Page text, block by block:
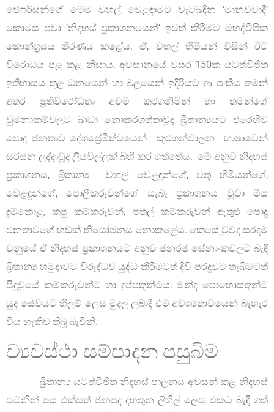
ජෙෆර්සන්ගේ මෙම වහල් වෙළඳාමට වැටබඳින ‘මානවවාදී’
කොටස පවා ‘නිදහස් ප්‍රකාශනයෙන්’ ඉවත් කිරීමට මහද්වීපික
කොන්ග්‍රසය තීරණය කළේය. ඒ, වහල් හිමියන් විසින් ඊට
විරෝධය පළ කළ නිසාය. අවසානයේ වසර 150ක යටත්විජිත
ඉතිහාසය තුළ ධනයෙන් හා බලයෙන් ඉදිරියට ආ පංතිය තමන්
අතර ප්‍රතිවිරෝධතා අවම කරගනිමින් හා තමන්ගේ
වුමනාකම්වලට බාධා නොකරගත්තාවූද බ්‍රිතාන්‍යයට එරෙහිව
පොදු ජනතාව දේශප්‍රේමීත්වයෙන් කුළුගන්වාලන භාෂාවෙන්
සරසන ලද්දාවූද ලියවිල්ලක් බිහි කර ගත්තේය. මේ අනුව නිදහස්
ප්‍රකාශනය, බ්‍රිතාන්‍ය වහල් වෙළඳුන්ගේ, වතු හිමියන්ගේ,
වෙළඳුන්ගේ, පොලීකරුවන්ගේ සැබෑ ප්‍රකාශනය වූවා මිස
දුම්කොළ, කපු කම්කරුවන්, පතල් කම්කරුවන් ඇතුළු පොදු
ජනතාවගේ හඬක් නියෝජනය නොකළේය. කෙසේ වුවද සරදම
වනුයේ ඒ නිදහස් ප්‍රකාශනයට අනුව ජනරජ සේනාංකවලට බැඳී
බ්‍රිතාන්‍ය හමුදාවට විරුද්ධව යුද්ධ කිරීමටත් දිවි පරදුවට තැබීමටත්
සිදුවූයේ කම්කරුවන්ට හා දුප්පතුන්ටය. මන්ද පොහොසතුන්ට
යුද සේවයට හිලව් ලෙස මුදල් ලබාදී එම අවශ්‍යතාවයෙන් බැහැර
විය හැකිව තිබූ බැවිනි.
ව්‍යවස්ථා සම්පාදන පසුබිම
බ්‍රිතාන්‍ය යටත්විජිත නිදහස් පාලනය අවසන් කළ නිදහස්
සටනින් පසු එක්සත් ජනපද දහතුන ලිහිල් ලෙස එකට බැඳී ගත්